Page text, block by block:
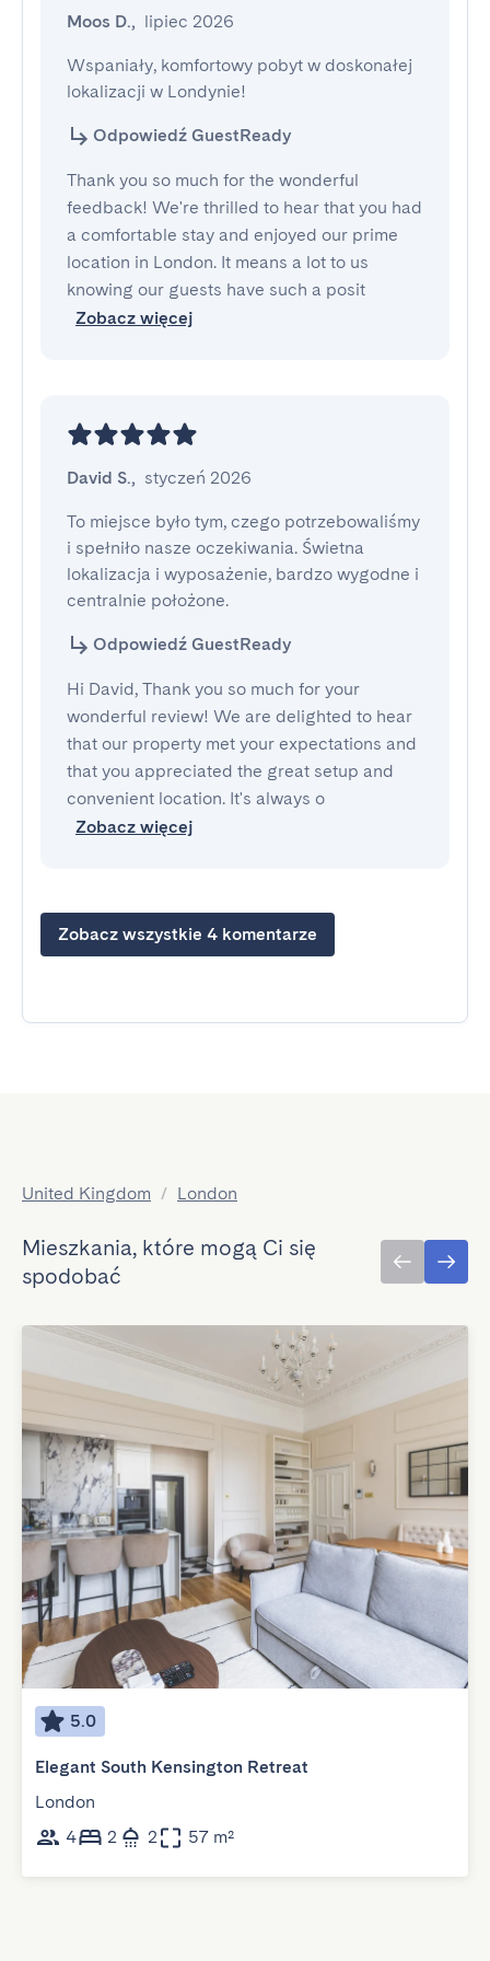
Moos D., lipiec 2026
Wspaniały, komfortowy pobyt w doskonałej
lokalizacji w Londynie!
Odpowiedź GuestReady
Thank you so much for the wonderful
feedback! We're thrilled to hear that you had
a comfortable stay and enjoyed our prime
location in London. It means a lot to us
knowing our guests have such a posit
Zobacz więcej
David S., styczeń 2026
To miejsce było tym, czego potrzebowaliśmy
i spełniło nasze oczekiwania. Świetna
lokalizacja i wyposażenie, bardzo wygodne i
centralnie położone.
Odpowiedź GuestReady
Hi David, Thank you so much for your
wonderful review! We are delighted to hear
that our property met your expectations and
that you appreciated the great setup and
convenient location. It's always o
Zobacz więcej
Zobacz wszystkie 4 komentarze
United Kingdom / London
Mieszkania, które mogą Ci się
spodobać
5.0
Elegant South Kensington Retreat
London
4
2 2 57 m²